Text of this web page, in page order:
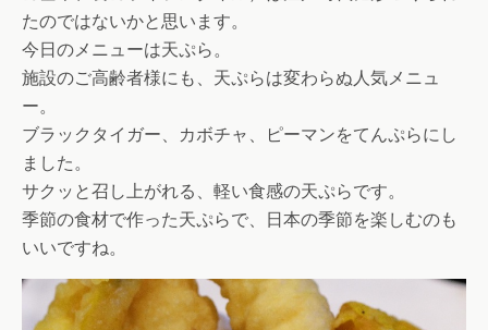
たのではないかと思います。
今日のメニューは天ぷら。
施設のご高齢者様にも、天ぷらは変わらぬ人気メニュ
ー。
ブラックタイガー、カボチャ、ピーマンをてんぷらにし
ました。
サクッと召し上がれる、軽い食感の天ぷらです。
季節の食材で作った天ぷらで、日本の季節を楽しむのも
いいですね。